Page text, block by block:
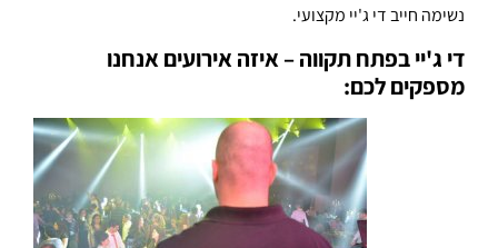
נשימה חייב די ג'יי מקצועי.
די ג'יי בפתח תקווה – איזה אירועים אנחנו
מספקים לכם: